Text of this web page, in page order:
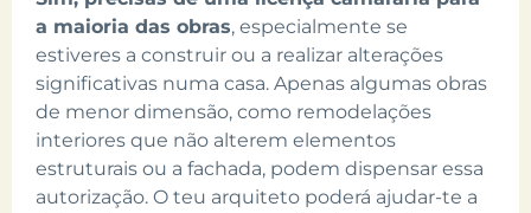
a maioria das obras, especialmente se
estiveres a construir ou a realizar alterações
significativas numa casa. Apenas algumas obras
de menor dimensão, como remodelações
interiores que não alterem elementos
estruturais ou a fachada, podem dispensar essa
autorização. O teu arquiteto poderá ajudar-te a